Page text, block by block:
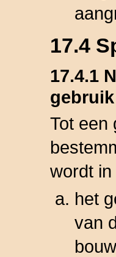
17.4
17.4.1
gebruik
Tot een
wordt
het
van